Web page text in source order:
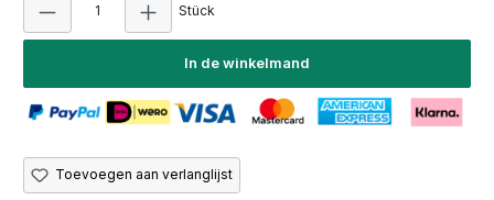
Stück
In de winkelmand
Toevoegen aan verlanglijst